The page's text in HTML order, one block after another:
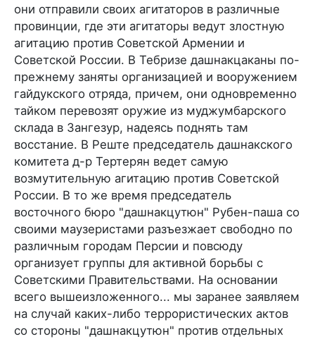
они отправили своих агитаторов в различные
провинции, где эти агитаторы ведут злостную
агитацию против Советской Армении и
Советской России. В Тебризе дашнакцаканы по-
прежнему заняты организацией и вооружением
гайдукского отряда, причем, они одновременно
тайком перевозят оружие из муджумбарского
склада в Зангезур, надеясь поднять там
восстание. В Реште председатель дашнакского
комитета д-р Тертерян ведет самую
возмутительную агитацию против Советской
России. В то же время председатель
восточного бюро "дашнакцутюн" Рубен-паша со
своими маузеристами разъезжает свободно по
различным городам Персии и повсюду
организует группы для активной борьбы с
Советскими Правительствами. На основании
всего вышеизложенного... мы заранее заявляем
на случай каких-либо террористических актов
со стороны "дашнакцутюн" против отдельных